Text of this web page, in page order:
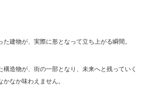
建物が、実際に形となって立ち上がる瞬間。
構造物が、街の一部となり、未来へと残っていく
なか味わえません。